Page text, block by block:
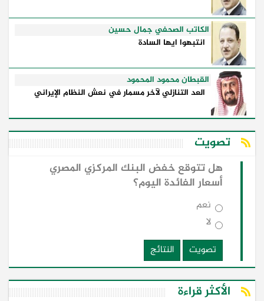
الكاتب الصحفي جمال حسين
انتبهوا ايها السادة
القبطان محمود المحمود
العد التنازلي لآخر مسمار في نعش النظام الإيراني
تصويت
هل تتوقع خفض البنك المركزي المصري
أسعار الفائدة اليوم؟
نعم
لا
تصويت
النتائج
الأكثر قراءة